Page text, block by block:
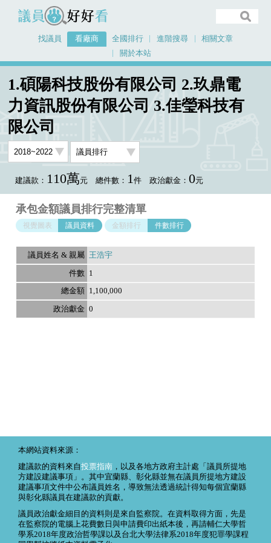
議員好好看
找議員 看廠商 全國排行 進階搜尋
相關文章
關於本站
1.碩陽科技股份有限公司 2.玖鼎電力資訊股份有限公司 3.佳瑩科技有限公司
議員排行資料
1.碩陽科技股份有限公司 2.玖鼎電
力資訊股份有限公司 3.佳瑩科技有
限公司
建議款： 110萬元 總件數： 1件 政治獻金： 0元
承包金額議員排行完整清單
視覺圖表 議員資料 金額排行 件數排行
王浩宇
1
1,100,000
0
本網站資料來源：
建議款的資料來自投票指南 ，以及各地方政府主計處「議員所提地
方建設建議事項」。其中宜蘭縣、彰化縣並無在議員所提地方建設
建議事項文件中公布議員姓名，導致無法透過統計得知每個宜蘭縣
與彰化縣議員在建議款的貢獻。
議員政治獻金細目的資料則是來自監察院。在資料取得方面，先是
在監察院的電腦上花費數日與申請費印出紙本後，再請輔仁大學哲
學系2018年度政治哲學課以及台北大學法律系2018年度犯罪學課程